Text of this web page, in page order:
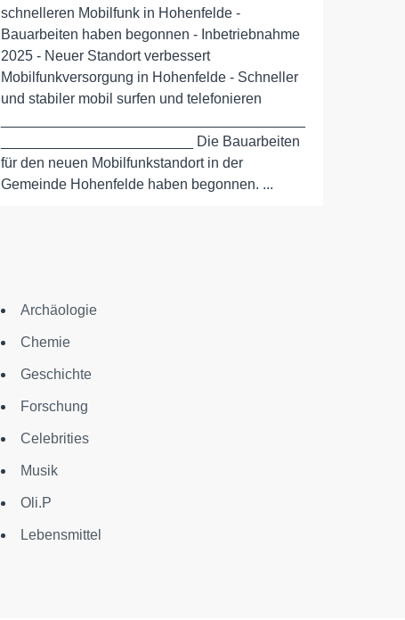
schnelleren Mobilfunk in Hohenfelde -
Bauarbeiten haben begonnen - Inbetriebnahme
2025 - Neuer Standort verbessert
Mobilfunkversorgung in Hohenfelde - Schneller
und stabiler mobil surfen und telefonieren
________________________ Die Bauarbeiten
für den neuen Mobilfunkstandort in der
Gemeinde Hohenfelde haben begonnen. ...
Archäologie
Chemie
Geschichte
Forschung
Celebrities
Musik
Oli.P
Lebensmittel